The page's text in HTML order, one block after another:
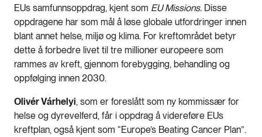
EUs samfunnsoppdrag, kjent som EU Missions. Disse
oppdragene har som mål å løse globale utfordringer innen
blant annet helse, miljø og klima. For kreftområdet betyr
dette å forbedre livet til tre millioner europeere som
rammes av kreft, gjennom forebygging, behandling og
oppfølging innen 2030.
Olivér Várhelyi, som er foreslått som ny kommissær for
helse og dyrevelferd, får i oppdrag å videreføre EUs
kreftplan, også kjent som “Europe’s Beating Cancer Plan”.